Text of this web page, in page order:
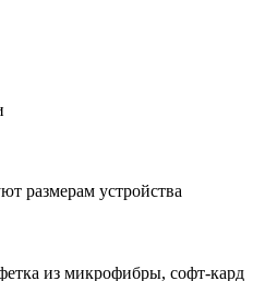
размерам устройства
из микрофибры, софт-кард